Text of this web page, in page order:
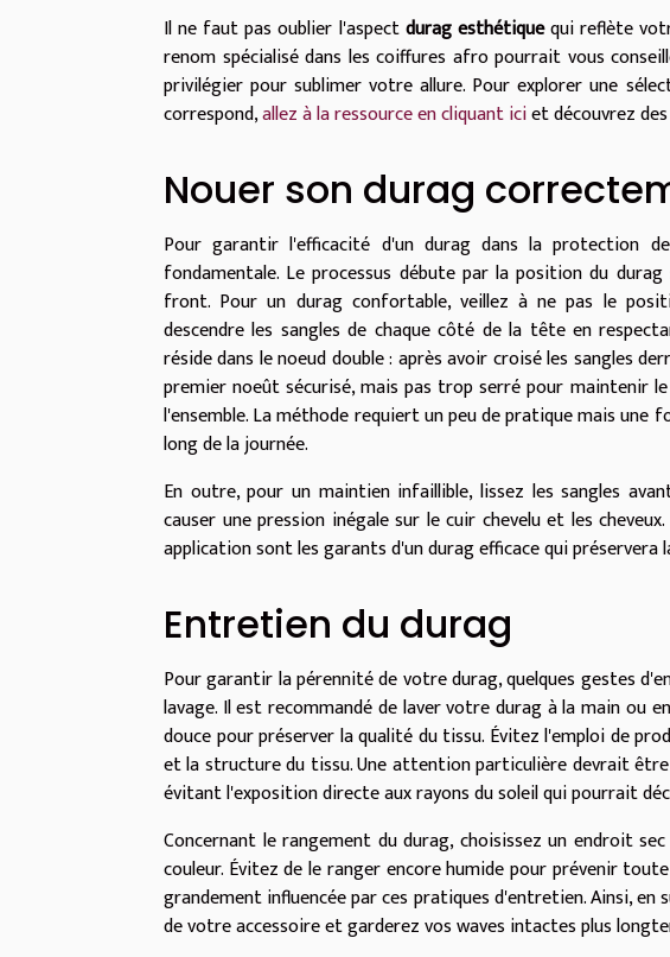
Il ne faut pas oublier l'aspectdurag esthétiquequi reflète
renom spécialisé dans les coiffures afro pourrait vous
privilégier pour sublimer votre allure. Pour explorer une
correspond,allez à la ressource en cliquant iciet découvrez
Nouer son durag
Pour garantir l'efficacité d'un durag dans la protection
fondamentale. Le processus débute par la position du
front. Pour un durag confortable, veillez à ne pas le
descendre les sangles de chaque côté de la tête en
réside dans le noeud double : après avoir croisé les sangles
premier noeût sécurisé, mais pas trop serré pour maintenir
l'ensemble. La méthode requiert un peu de pratique mais
long de la journée.
En outre, pour un maintien infaillible, lissez les sangles
causer une pression inégale sur le cuir chevelu et les
application sont les garants d'un durag efficace qui
Entretien du durag
Pour garantir la pérennité de votre durag, quelques gestes
lavage. Il est recommandé de laver votre durag à la main ou
douce pour préserver la qualité du tissu. Évitez l'emploi de
et la structure du tissu. Une attention particulière devrait
évitant l'exposition directe aux rayons du soleil qui pourrait
Concernant le rangement du durag, choisissez un endroit
couleur. Évitez de le ranger encore humide pour prévenir
grandement influencée par ces pratiques d'entretien. Ainsi,
de votre accessoire et garderez vos waves intactes plus